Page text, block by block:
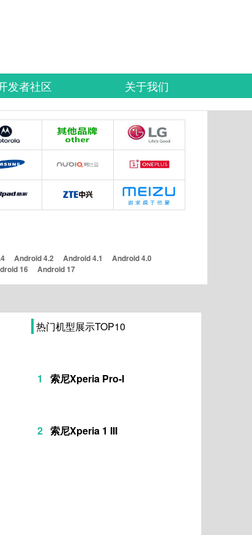
发者社区 关于我们
Android 4.2 Android 4.1
Android 4.0
16 Android 17
热门机型展示TOP10
1 索尼Xperia Pro-I
2 索尼Xperia 1 III